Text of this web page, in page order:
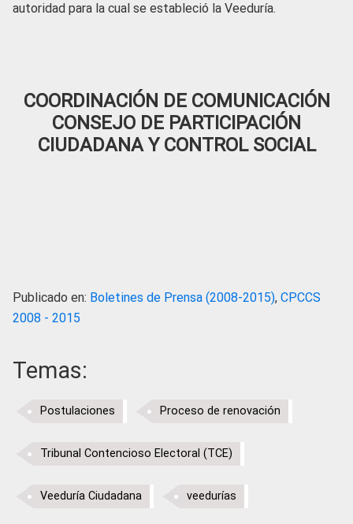
autoridad para la cual se estableció la Veeduría.
COORDINACIÓN DE COMUNICACIÓN
CONSEJO DE PARTICIPACIÓN
CIUDADANA Y CONTROL SOCIAL
Publicado en: Boletines de Prensa (2008-2015), CPCCS
2008 - 2015
Temas:
Postulaciones Proceso de renovación
Tribunal Contencioso Electoral (TCE)
Veeduría Ciudadana veedurías